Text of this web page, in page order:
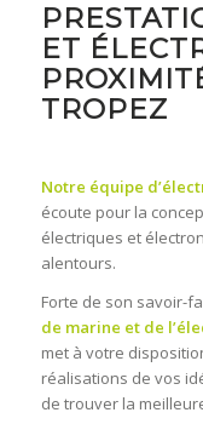
ET
TROPEZ
Notre équipe
écoute pour la
électriques et
alentours.
Forte de son savoir-
de marine et de
met à votre
réalisations de vos
de trouver la